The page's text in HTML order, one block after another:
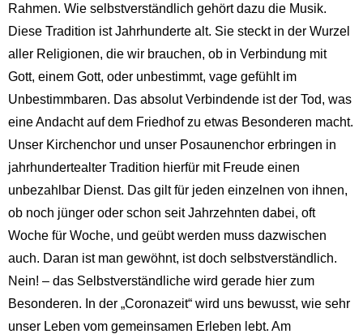
Rahmen. Wie selbstverständlich gehört dazu die Musik.
Diese Tradition ist Jahrhunderte alt. Sie steckt in der Wurzel
aller Religionen, die wir brauchen, ob in Verbindung mit
Gott, einem Gott, oder unbestimmt, vage gefühlt im
Unbestimmbaren. Das absolut Verbindende ist der Tod, was
eine Andacht auf dem Friedhof zu etwas Besonderen macht.
Unser Kirchenchor und unser Posaunenchor erbringen in
jahrhundertealter Tradition hierfür mit Freude einen
unbezahlbar Dienst. Das gilt für jeden einzelnen von ihnen,
ob noch jünger oder schon seit Jahrzehnten dabei, oft
Woche für Woche, und geübt werden muss dazwischen
auch. Daran ist man gewöhnt, ist doch selbstverständlich.
Nein! – das Selbstverständliche wird gerade hier zum
Besonderen. In der „Coronazeit“ wird uns bewusst, wie sehr
unser Leben vom gemeinsamen Erleben lebt. Am